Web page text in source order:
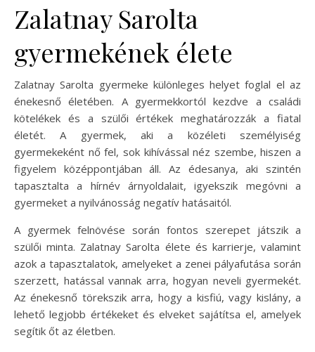
Zalatnay Sarolta
gyermekének élete
Zalatnay Sarolta gyermeke különleges helyet foglal el az
énekesnő életében. A gyermekkortól kezdve a családi
kötelékek és a szülői értékek meghatározzák a fiatal
életét. A gyermek, aki a közéleti személyiség
gyermekeként nő fel, sok kihívással néz szembe, hiszen a
figyelem középpontjában áll. Az édesanya, aki szintén
tapasztalta a hírnév árnyoldalait, igyekszik megóvni a
gyermeket a nyilvánosság negatív hatásaitól.
A gyermek felnövése során fontos szerepet játszik a
szülői minta. Zalatnay Sarolta élete és karrierje, valamint
azok a tapasztalatok, amelyeket a zenei pályafutása során
szerzett, hatással vannak arra, hogyan neveli gyermekét.
Az énekesnő törekszik arra, hogy a kisfiú, vagy kislány, a
lehető legjobb értékeket és elveket sajátítsa el, amelyek
segítik őt az életben.